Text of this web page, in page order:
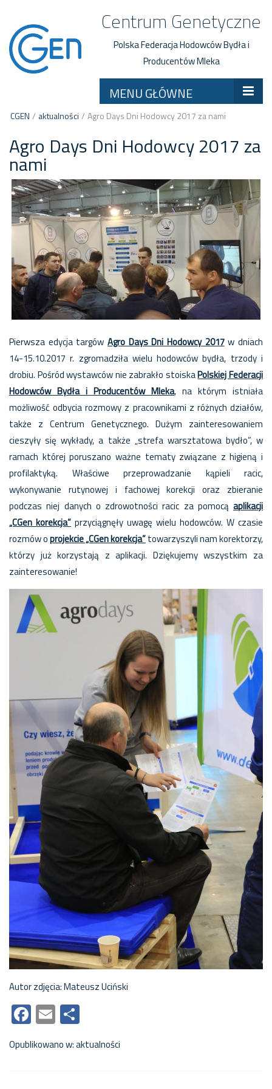
Centrum Genetyczne
Polska Federacja Hodowców Bydła i
Producentów Mleka
MENU GŁÓWNE
CGEN / aktualności / Agro Days Dni Hodowcy 2017 za nami
Agro Days Dni Hodowcy 2017 za
nami
Pierwsza edycja targów Agro Days Dni Hodowcy 2017w dniach
14-15.10.2017 r. zgromadziła wielu hodowców bydła, trzody i
drobiu. Pośród wystawców nie zabrakło stoiskaPolskiej Federacji
Hodowców Bydła i Producentów Mleka, na którym istniała
możliwość odbycia rozmowy z pracownikami z różnych działów,
także z Centrum Genetycznego. Dużym zainteresowaniem
cieszyły się wykłady, a także „strefa warsztatowa bydło”, w
ramach której poruszano ważne tematy związane z higieną i
profilaktyką. Właściwe przeprowadzanie kąpieli racic,
wykonywanie rutynowej i fachowej korekcji oraz zbieranie
podczas niej danych o zdrowotności racic za pomocą aplikacji
„CGen korekcja” przyciągnęły uwagę wielu hodowców. W czasie
rozmów oprojekcie „CGen korekcja”towarzyszyli nam korektorzy,
którzy już korzystają z aplikacji. Dziękujemy wszystkim za
zainteresowanie!
Autor zdjęcia: Mateusz Uciński
Facebook
Email
Opublikowano w:aktualności